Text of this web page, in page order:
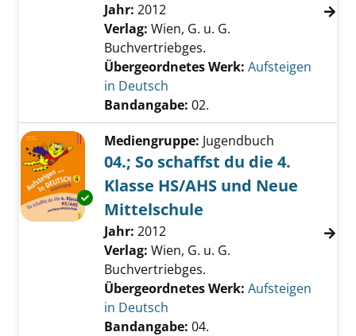
Suche nach diesem Verfasser
Jahr: 2012
Verlag: Wien, G. u. G.
Buchvertriebges.
Übergeordnetes Werk: Aufsteigen
in Deutsch
Bandangabe: 02.
Exemplar-Details von 04.; So schaffst du die
Mediengruppe: Jugendbuch
04.; So schaffst du die 4.
Klasse HS/AHS und Neue
Mittelschule
Suche nach diesem Verfasser
Jahr: 2012
Verlag: Wien, G. u. G.
Buchvertriebges.
Übergeordnetes Werk: Aufsteigen
in Deutsch
Bandangabe: 04.